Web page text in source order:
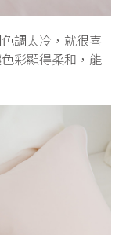
調太冷，就很喜
彩顯得柔和，能